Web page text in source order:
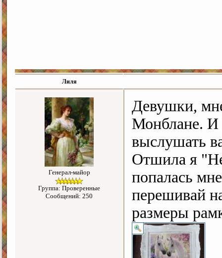
Лиля
Генерал-майор
Группа: Проверенные
Сообщений: 250
Девушки,
Монблане.
выслушать
Отшила я
попалась
перешивай
размеры